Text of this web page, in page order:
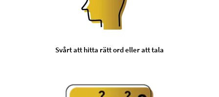
Svårt att hitta rätt ord eller att tala